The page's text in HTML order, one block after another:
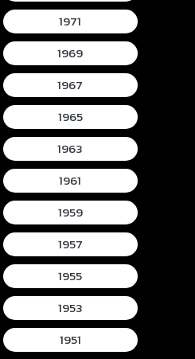
1971
1969
1967
1965
1963
1961
1959
1957
1955
1953
1951